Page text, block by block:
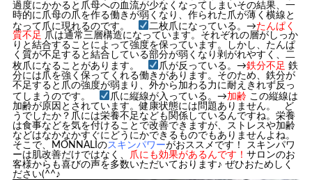
過度にかかると爪母への血流が少なくなってしまいその結果、一
時的に爪母の爪を作る働きが弱くなり、作られた爪が薄く横線と
なって爪に現れるのです。
二枚爪になっている。→たんぱく
質不足 爪は通常三層構造になっています。それぞれの層がしっか
りと結合することによって強度を保っています。しかし、たんぱ
く質が不足すると結合している部分が弱くなり剥がれやすく、二
枚爪になることがあります。
爪が反っている。→鉄分不足 鉄
分には爪を強く保ってくれる働きがあります。そのため、鉄分が
不足すると爪の強度が弱まり、外から加わる力に耐えきれず反っ
てしまうのです。
爪に縦線が入っている。→加齢この縦線は
加齢が原因とされています。健康状態には問題ありません。 ど
うでしたか？爪には栄養不足なども関係しているんですね。栄養
は食事などを気を付けることで改善できますが、ストレスや加齢
などはなかなかすぐにどうにかできるものでもありませんよね。
そこで、MONNALIのスキンパワーがおススメです！ スキンパワ
ーは肌改善だけではなく、
爪にも効果があるんです！ サロンのお
客様からも喜びの声を多数いただいております♪ ぜひおためしく
ださい(^^♪